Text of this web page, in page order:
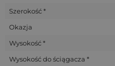
Szerokość *
Okazja
Wysokość *
Wysokość do ściągacza *